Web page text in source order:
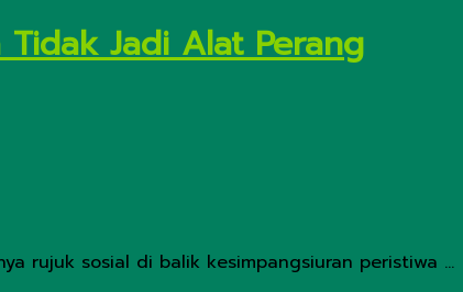
Jadi Alat Perang
rujuk sosial di balik kesimpangsiuran peristiwa ...